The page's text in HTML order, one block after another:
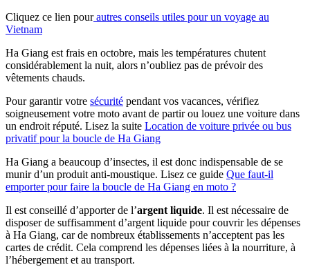
Cliquez ce lien pourautres conseils utiles pour un voyage au
Vietnam
Ha Giang est frais en octobre, mais les températures chutent
considérablement la nuit, alors n’oubliez pas de prévoir des
vêtements chauds.
Pour garantir votre sécurité pendant vos vacances, vérifiez
soigneusement votre moto avant de partir ou louez une voiture dans
un endroit réputé. Lisez la suite Location de voiture privée ou bus
privatif pour la boucle de Ha Giang
Ha Giang a beaucoup d’insectes, il est donc indispensable de se
munir d’un produit anti-moustique. Lisez ce guide Que faut-il
emporter pour faire la boucle de Ha Giang en moto ?
Il est conseillé d’apporter de l’argent liquide. Il est nécessaire de
disposer de suffisamment d’argent liquide pour couvrir les dépenses
à Ha Giang, car de nombreux établissements n’acceptent pas les
cartes de crédit. Cela comprend les dépenses liées à la nourriture, à
l’hébergement et au transport.